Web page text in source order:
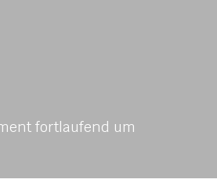
fortlaufend um